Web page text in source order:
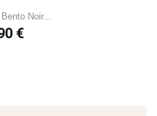
Noir...
€